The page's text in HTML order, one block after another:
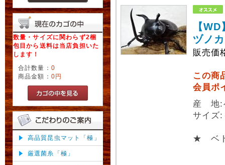
数量・サイズに関わらず2梱
包目から送料は当店負担いた
します！
合計数量： 0
商品金額： 0円
高品質昆虫マット「極」
厳選菌糸「極」
【
ヅノ
販売価
この商
会員ポ
産 地:
サイ
★ ベト